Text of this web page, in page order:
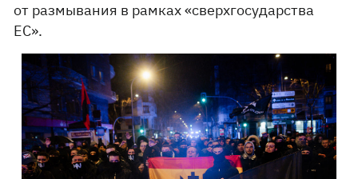
от размывания в рамках «сверхгосударства
ЕС».